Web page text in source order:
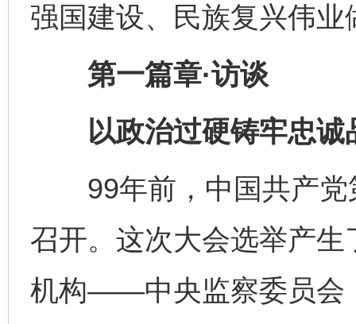
强国建设、民族复兴伟业
第一篇章·访谈
以政治过硬铸牢忠诚
99年前，中国共产党
召开。这次大会选举产
机构——中央监察委员会